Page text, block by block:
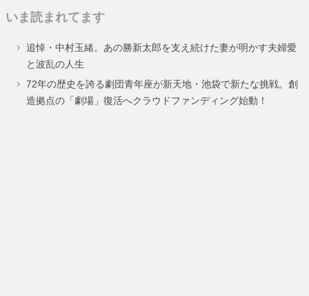
ー
ジ
ー
ジ
ー
ジ
ー
ジ
いま読まれてます
追悼・中村玉緒。あの勝新太郎を支え続けた妻が明かす夫婦愛
と波乱の人生
72年の歴史を誇る劇団青年座が新天地・池袋で新たな挑戦。創
造拠点の「劇場」復活へクラウドファンディング始動！